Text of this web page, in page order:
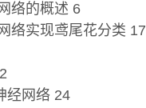
络的概述 6
络实现鸢尾花分类 17
经网络 24